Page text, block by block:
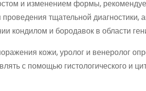
и изменением формы,
тщательной диагностики,
кондилом и бородавок в области
кожи, уролог и венеролог
с помощью гистологического и